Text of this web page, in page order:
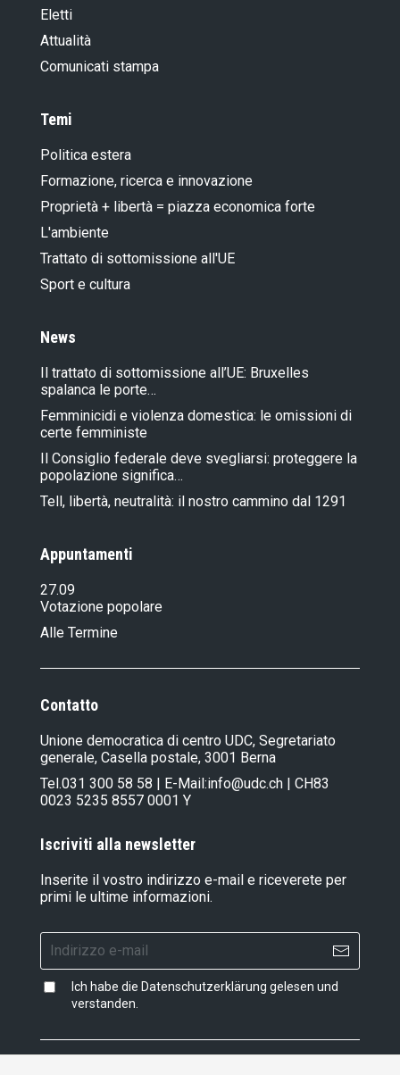
Eletti
Attualità
Comunicati stampa
Temi
Politica estera
Formazione, ricerca e innovazione
Proprietà + libertà = piazza economica forte
L'ambiente
Trattato di sottomissione all'UE
Sport e cultura
News
Il trattato di sottomissione all’UE: Bruxelles
spalanca le porte…
Femminicidi e violenza domestica: le omissioni di
certe femministe
Il Consiglio federale deve svegliarsi: proteggere la
popolazione significa…
Tell, libertà, neutralità: il nostro cammino dal 1291
Appuntamenti
27.09
Votazione popolare
Alle Termine
Contatto
Unione democratica di centro UDC, Segretariato
generale, Casella postale, 3001 Berna
Tel.031 300 58 58 | E-Mail:info@udc.ch | CH83
0023 5235 8557 0001 Y
Iscriviti alla newsletter
Inserite il vostro indirizzo e-mail e riceverete per
primi le ultime informazioni.
Ich habe die Datenschutzerklärung gelesen und
verstanden.